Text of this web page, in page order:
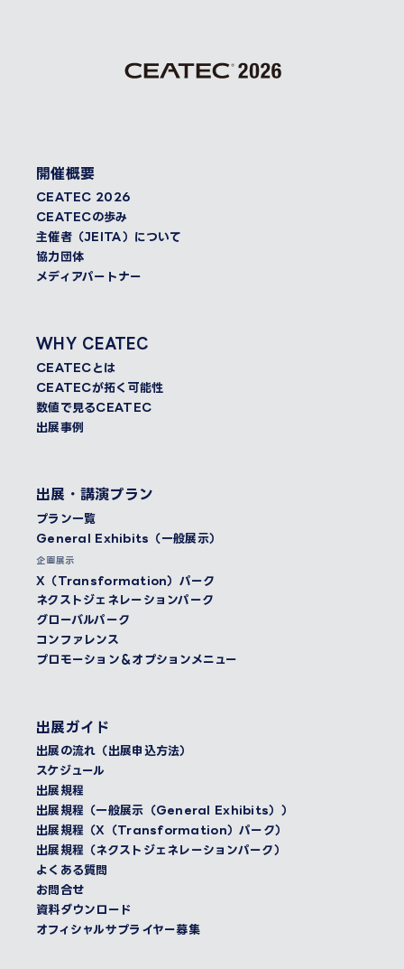
開催概要
CEATEC 2026
CEATECの歩み
主催者（JEITA）について
協力団体
メディアパートナー
WHY CEATEC
CEATECとは
CEATECが拓く可能性
数値で見るCEATEC
出展事例
出展・講演プラン
プラン一覧
General Exhibits（一般展示）
企画展示
X（Transformation）パーク
ネクストジェネレーションパーク
グローバルパーク
コンファレンス
プロモーション＆オプションメニュー
出展ガイド
出展の流れ（出展申込方法）
スケジュール
出展規程
出展規程（一般展示（General Exhibits））
出展規程（X（Transformation）パーク）
出展規程（ネクストジェネレーションパーク）
よくある質問
お問合せ
資料ダウンロード
オフィシャルサプライヤー募集